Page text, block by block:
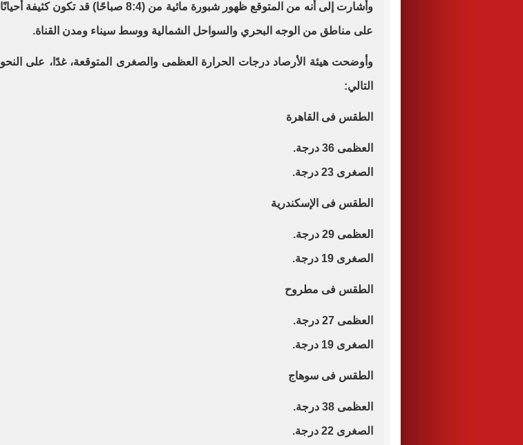
وأشارت إلى أنه من المتوقع ظهور شبورة مائية من (8:4 صباحًا) قد تكون كثيفة أحيانًا
على مناطق من الوجه البحري والسواحل الشمالية ووسط سيناء ومدن القناة.
وأوضحت هيئة الأرصاد درجات الحرارة العظمى والصغرى المتوقعة، غدًا، على النحو
التالي:
الطقس فى القاهرة
العظمى 36 درجة.
الصغرى 23 درجة.
الطقس فى الإسكندرية
العظمى 29 درجة.
الصغرى 19 درجة.
الطقس فى مطروح
العظمى 27 درجة.
الصغرى 19 درجة.
الطقس فى سوهاج
العظمى 38 درجة.
الصغرى 22 درجة.